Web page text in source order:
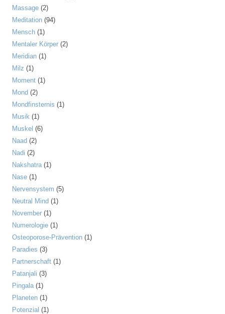
Massage (2)
Meditation (94)
Mensch (1)
Mentaler Körper (2)
Meridian (1)
Milz (1)
Moment (1)
Mond (2)
Mondfinsternis (1)
Musik (1)
Muskel (6)
Naad (2)
Nadi (2)
Nakshatra(1)
Nase (1)
Nervensystem (5)
Neutral Mind (1)
November (1)
Numerologie (1)
Osteoporose-Prävention (1)
Paradies (3)
Partnerschaft (1)
Patanjali (3)
Pingala(1)
Planeten (1)
Potenzial (1)